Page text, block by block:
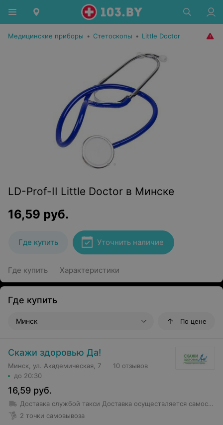
Медицинские приборы • Стетоскопы • Little Doctor
LD-Prof-II Little Doctor в Минске
16,59 руб.
Где купить Уточнить наличие
Где купить Характеристики
Где купить
Минск По цене
Скажи здоровью Да!
Минск, ул. Академическая, 7
до 20:30
10 отзывов
16,59 руб.
Доставка службой такси Доставка осуществляется самостоятельно покупателем выбранной им службой такси. Стоимость доставки по тарифам такси.
2 точки самовывоза